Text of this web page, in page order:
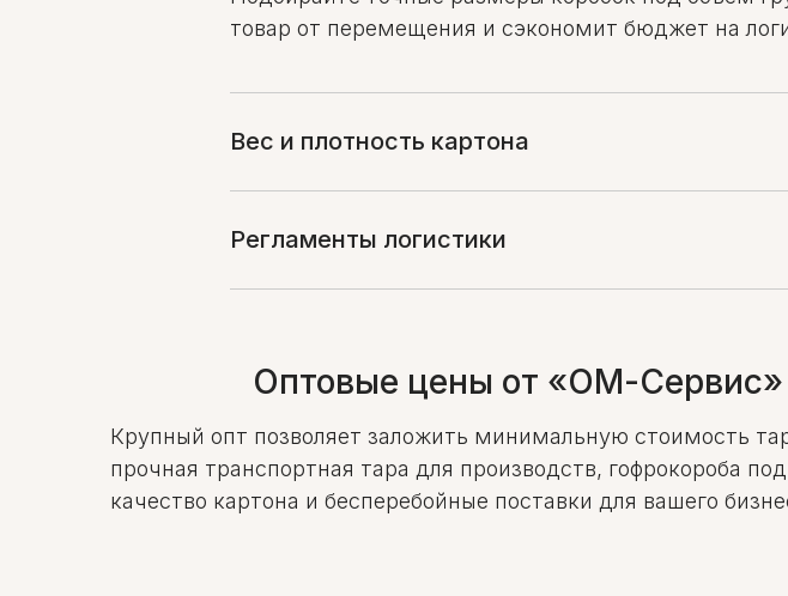
товар от перемещения и сэкономит бюджет на
Вес и плотность картона
Регламенты логистики
Оптовые цены от «ОМ-
Крупный опт позволяет заложить минимальную стоимость
прочная транспортная тара для производств, гофрокороба
качество картона и бесперебойные поставки для вашего